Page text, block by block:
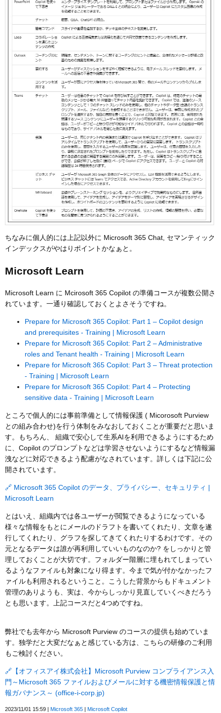
ちなみに個人的には上記以外に Microsoft 365 Chat, セマンティック
インデックスがやはりポイントかなぁと。
Microsoft Learn
Microsoft Learn に Mcirosoft 365 Copilot の準備コースが複数公開さ
れています。一通り確認しておくとよさそうですね。
Prepare for Microsoft 365 Copilot: Part 1 – Copilot design
and prerequisites - Training | Microsoft Learn
Prepare for Microsoft 365 Copilot: Part 2 – Administrative
roles and Tenant health - Training | Microsoft Learn
Prepare for Microsoft 365 Copilot: Part 3 – Threat protection
- Training | Microsoft Learn
Prepare for Microsoft 365 Copilot: Part 4 – Protecting
sensitive data - Training | Microsoft Learn
ところで個人的には事前準備として情報保護 ( Micorosoft Purview
との組み合わせ)を行う体制をみなおしておくことが重要だと思いま
す。もちろん、 組織で安心して生系AIを利用できるようにするため
に、Copilot のプロンプトなどは学習させないようにするなど情報漏
洩などに対応できるよう配慮がなされています。詳しくは下記に公
開されています。
🔗 Microsoft 365 Copilot のデータ、プライバシー、セキュリティ |
Microsoft Learn
とはいえ、組織内では各ユーザーが閲覧できるようになっている
様々な情報をもとにメールのドラフトを書いてくれたり、文章を遂
行してくれたり、グラフを探してきてくれたりするわけです。その
元となるデータは誰が再利用していいものなのか? をしっかりと管
理しておくことが大切です。フォルダー階層に埋もれてしまってい
るようなファイルも対象になり得ます。今まで気が付かなかったフ
ァイルも利用されるということ。こうした背景からもドキュメント
管理のありようも、実は、今からしっかり見直していくべきだろう
とも思います。上記コースだと4つめですね。
弊社でも去年から Microsoft Purview のコースの提供も始めていま
す。独学だと大変だなぁと感じている方は、こちらの研修のご利用
もご検討ください。
🔗【オフィスアイ株式会社】Microsoft Purview コンプライアンス入
門～Microsoft 365 ファイルおよびメールに対する機密情報保護と情
報ガバナンス～ (office-i-corp.jp)
2023/11/01 15:59 Microsoft 365 Microsoft Copilot